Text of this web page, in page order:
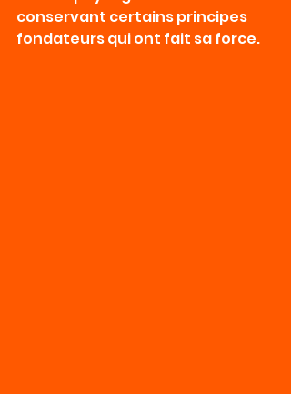
conservant certains principes
fondateurs qui ont fait sa force.